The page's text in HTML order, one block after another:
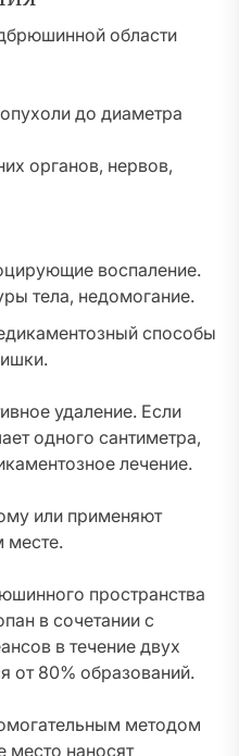
области
до диаметра
органов, нервов,
воспаление.
тела, недомогание.
способы
удаление. Если
одного сантиметра,
лечение.
или применяют
месте.
пространства
в сочетании с
в течение двух
от 80% образований.
методом
место наносят